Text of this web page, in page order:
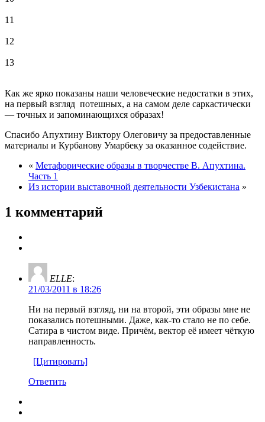
11
12
13
Как же ярко показаны наши человеческие недостатки в этих,
на первый взгляд потешных, а на самом деле саркастически
— точных и запоминающихся образах!
Спасибо Апухтину Виктору Олеговичу за предоставленные
материалы и Курбанову Умарбеку за оказанное содействие.
« Метафорические образы в творчестве В. Апухтина.
Часть 1
Из истории выставочной деятельности Узбекистана »
1 комментарий
ELLE:
21/03/2011 в 18:26
Ни на первый взгляд, ни на второй, эти образы мне не
показались потешными. Даже, как-то стало не по себе.
Сатира в чистом виде. Причём, вектор её имеет чёткую
направленность.
[Цитировать]
Ответить